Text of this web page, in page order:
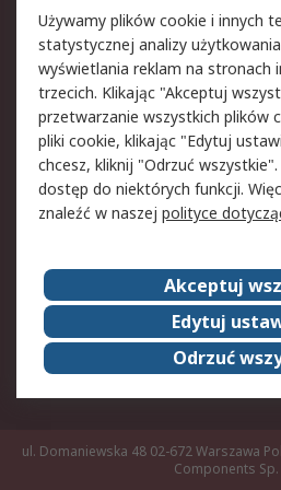
Aspekty prawne
Bezpieczeństwo e-
maila
Polityka prywatności
Zastrzeżenia prawne
O firmie RS
Kariera
ESG
ul. Domaniewska 48 02-672 Warszawa
Components Sp.
Używamy plików cookie i innych
statystycznej analizy
wyświetlania reklam na stronach
trzecich. Klikając "Akceptuj
przetwarzanie wszystkich plików
pliki cookie, klikając "Edytuj
chcesz, kliknij "Odrzuć
dostęp do niektórych funkcji.
znaleźć w naszej polityce
Akceptuj
Edytuj
Odrzuć